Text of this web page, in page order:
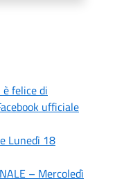
felice di
ufficiale
Lunedì 18
– Mercoledì